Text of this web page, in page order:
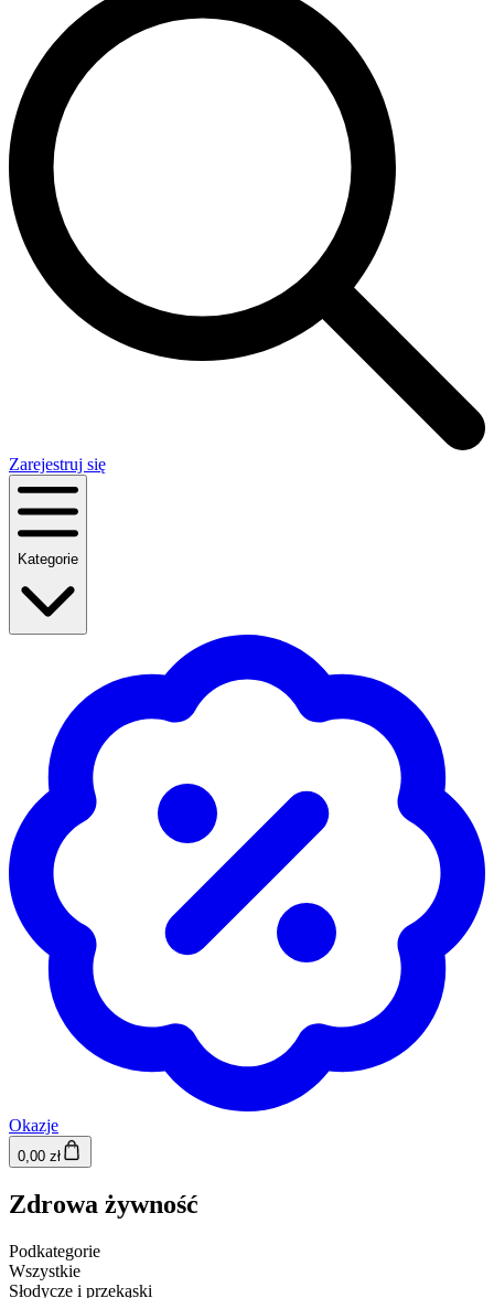
Zarejestruj się
Kategorie
Okazje
0,00 zł
Zdrowa żywność
Podkategorie
Wszystkie
Słodycze i przekąski